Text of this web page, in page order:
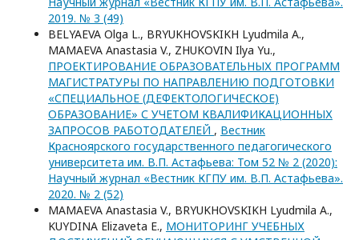
2019. № 3 (49)
BELYAEVA Olga L., BRYUKHOVSKIKH Lyudmila A.,
MAMAEVA Anastasia V., ZHUKOVIN Ilya Yu.,
ПРОЕКТИРОВАНИЕ ОБРАЗОВАТЕЛЬНЫХ ПРОГРАММ
МАГИСТРАТУРЫ ПО НАПРАВЛЕНИЮ ПОДГОТОВКИ
«СПЕЦИАЛЬНОЕ (ДЕФЕКТОЛОГИЧЕСКОЕ)
ОБРАЗОВАНИЕ» С УЧЕТОМ КВАЛИФИКАЦИОННЫХ
ЗАПРОСОВ РАБОТОДАТЕЛЕЙ , Вестник
Красноярского государственного педагогического
университета им. В.П. Астафьева: Том 52 № 2 (2020):
Научный журнал «Вестник КГПУ им. В.П. Астафьева».
2020. № 2 (52)
MAMAEVA Anastasia V., BRYUKHOVSKIKH Lyudmila A.,
KUYDINA Elizaveta E., МОНИТОРИНГ УЧЕБНЫХ